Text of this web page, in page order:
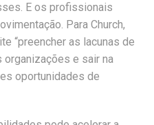
E os profissionais
Para Church,
“preencher as lacunas de
e sair na
oportunidades de